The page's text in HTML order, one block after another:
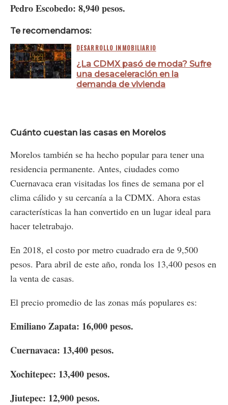
Pedro Escobedo: 8,940 pesos.
Te recomendamos:
DESARROLLO INMOBILIARIO
¿La CDMX pasó de moda? Sufre
una desaceleración en la
demanda de vivienda
Cuánto cuestan las casas en Morelos
Morelos también se ha hecho popular para tener una
residencia permanente. Antes, ciudades como
Cuernavaca eran visitadas los fines de semana por el
clima cálido y su cercanía a la CDMX. Ahora estas
características la han convertido en un lugar ideal para
hacer teletrabajo.
En 2018, el costo por metro cuadrado era de 9,500
pesos. Para abril de este año, ronda los 13,400 pesos en
la venta de casas.
El precio promedio de las zonas más populares es:
Emiliano Zapata: 16,000 pesos.
Cuernavaca: 13,400 pesos.
Xochitepec: 13,400 pesos.
Jiutepec: 12,900 pesos.